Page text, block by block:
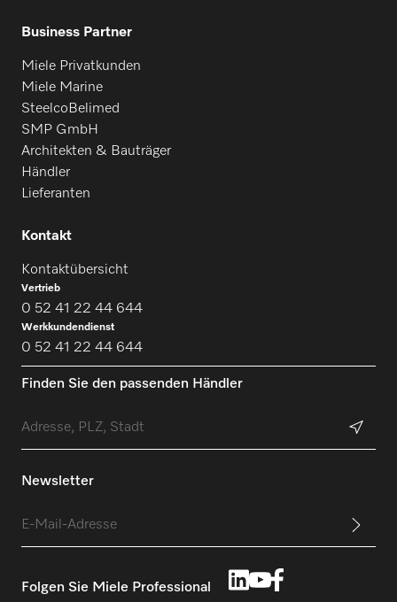
Business Partner
Miele Privatkunden
Miele Marine
SteelcoBelimed
SMP GmbH
Architekten & Bauträger
Händler
Lieferanten
Kontakt
Kontaktübersicht
Vertrieb
0 52 41 22 44 644
Werkkundendienst
0 52 41 22 44 644
Finden Sie den passenden Händler
Newsletter
Folgen Sie Miele Professional